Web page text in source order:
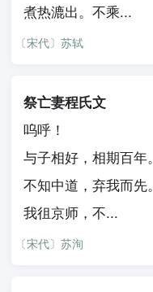
煮热漉出。不乘...
〔宋代〕苏轼
祭亡妻程氏文
呜呼！
与子相好，相期百年。
不知中道，弃我而先。
我徂京师，不...
〔宋代〕苏洵